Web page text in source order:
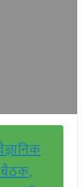
बैठक,